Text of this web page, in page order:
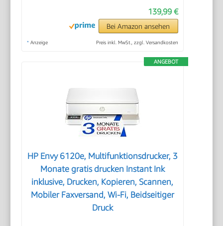
139,99 €
Bei Amazon ansehen
* Anzeige Preis inkl. MwSt., zzgl. Versandkosten
ANGEBOT
HP Envy 6120e, Multifunktionsdrucker, 3
Monate gratis drucken Instant Ink
inklusive, Drucken, Kopieren, Scannen,
Mobiler Faxversand, Wi-Fi, Beidseitiger
Druck